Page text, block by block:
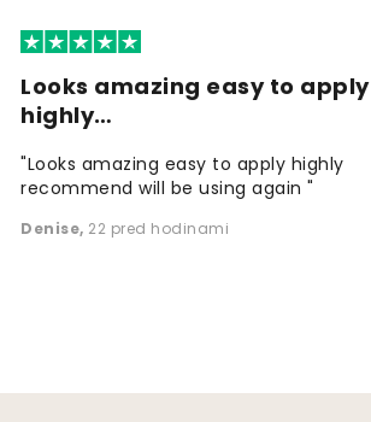
Looks amazing easy to apply
highly…
"Looks amazing easy to apply highly
recommend will be using again "
Denise, 22 pred hodinami